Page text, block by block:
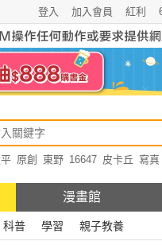
紅利
加入會員
登入
原創 東野 16647 皮卡丘 寫真
漫畫館
科普 學習 親子教養